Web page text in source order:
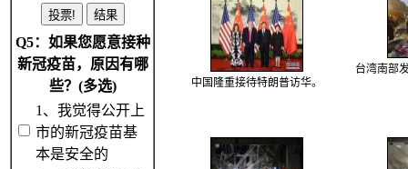
Q5：如果您愿意接种
新冠疫苗，原因有哪
些？(多选)
1、我觉得公开上
市的新冠疫苗基
本是安全的
中国隆重接待特朗普访华。
台湾南部